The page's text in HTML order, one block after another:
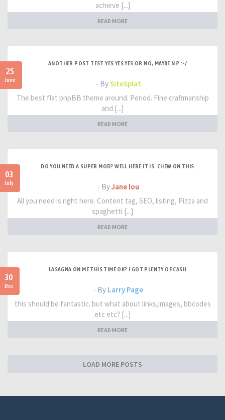
achieve [...]
READ MORE
25
June
ANOTHER POST TEST YES YES YES OR NO, MAYBE NI? :-/
- BySiteSplat
The best flat phpBB theme around. Period. Fine craftmanship
and [...]
READ MORE
03
July
DO YOU NEED A SUPER MOD? WELL HERE IT IS. CHEW ON THIS
- ByJane lou
All you need is right here. Content tag, SEO, listing, Pizza and
spaghetti [...]
READ MORE
30
Dec
LASAGNA ON ME THIS TIME OK? I GOT PLENTY OF CASH
- By Larry Page
this should be fantastic. but what about links,images, bbcodes
etc etc? [...]
READ MORE
LOAD MORE POSTS